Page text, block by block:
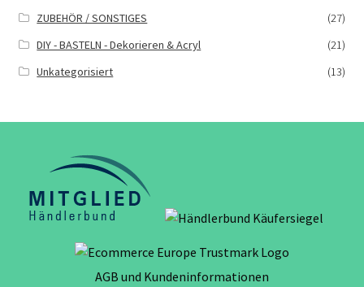
ZUBEHÖR / SONSTIGES
(27)
DIY - BASTELN - Dekorieren & Acryl
(21)
Unkategorisiert
(13)
AGB und Kundeninformationen